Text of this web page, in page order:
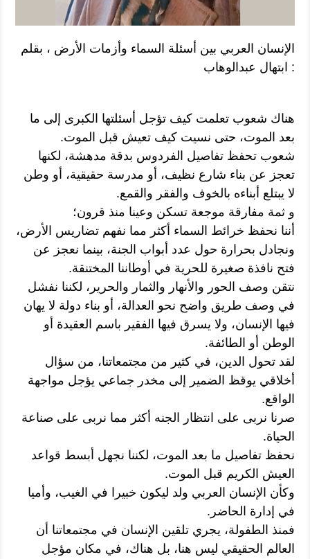
الإنسان العربي بين أسئلة السماء وأزمات الأرض ، بقلم
: ابتهال عبدالوهاب
هناك شعوب تعلمت كيف تؤجل أسئلتها الكبرى إلى ما
بعد الموت، حتى نسيت كيف تعيش قبل الموت.
شعوب تحفظ تفاصيل الفردوس بدقة مدهشة، لكنها
تعجز عن بناء شارع نظيف، أو مدرسة حقيقية، أو وطن
لا يبتلع أبناءه بالخوف والفقر والقمع.
و ثمة مفارقة موجعة تسكن وعينا منذ قرون؛
أننا نحفظ خرائط السماء أكثر مما نفهم تضاريس الأرض،
ونجادل بحرارة حول عدد أبواب الجنة، بينما نعجز عن
فتح نافذة صغيرة للحرية في أوطاننا المختنقة.
نتقن وصف الحور والأنهار والثمار والحرير، لكننا نفشل
في وصف طريق واضح نحو العدالة، أو بناء دولة لا يهان
فيها الإنسان، ولا يسرق فيها الفقير باسم العقيدة أو
الوطن أو الطائفة.
لقد تحول الدين، في كثير من مجتمعاتنا، من سؤال
أخلاقي يوقظ الضمير إلى مخدر جماعي يؤجل مواجهة
الواقع.
صرنا نربى على انتظار الجنه أكثر مما نربى على صناعة
الحياة.
نحفظ تفاصيل ما بعد الموت، لكننا نجهل أبسط قواعد
العيش الكريم قبل الموت.
وكأن الإنسان العربي ولد ليكون خبيرا في الغيب، وأميا
في إدارة الحاضر.
فمنذ الطفولة، يجري تلقين الإنسان في مجتمعاتنا أن
العالم الحقيقي ليس هنا، بل هناك، في مكان مؤجل